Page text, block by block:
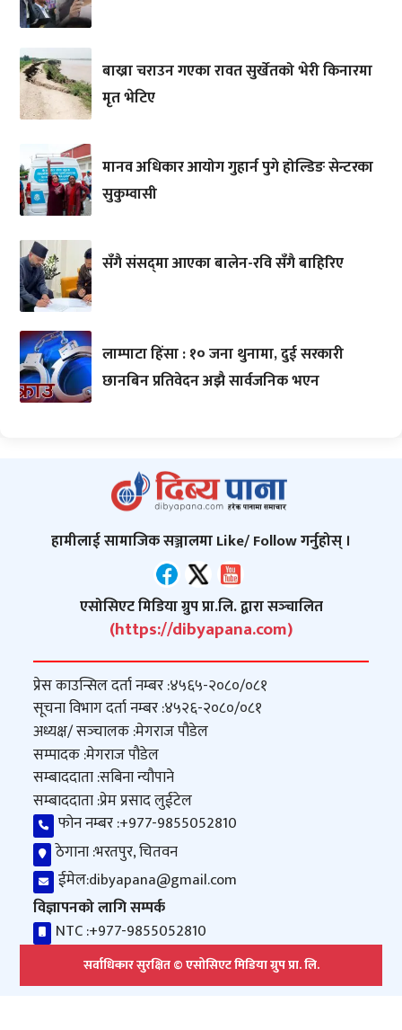
बाख्रा चराउन गएका रावत सुर्खेतको भेरी किनारमा
मृत भेटिए
मानव अधिकार आयोग गुहार्न पुगे होल्डिङ सेन्टरका
सुकुम्वासी
सँगै संसद्‌मा आएका बालेन-रवि सँगै बाहिरिए
लाम्पाटा हिंसा : १० जना थुनामा, दुई सरकारी
छानबिन प्रतिवेदन अझै सार्वजनिक भएन
हामीलाई सामाजिक सञ्जालमा Like/ Follow गर्नुहोस् ।
एसोसिएट मिडिया ग्रुप प्रा.लि. द्वारा सञ्‍चालित
(https://dibyapana.com)
प्रेस काउन्सिल दर्ता नम्बर :४५६५-२०८०/०८१
सूचना विभाग दर्ता नम्बर :४५२६-२०८०/०८१
अध्यक्ष/ सञ्‍चालक :मेगराज पौडेल
सम्पादक :मेगराज पौडेल
सम्बाददाता :सबिना न्यौपाने
सम्बाददाता :प्रेम प्रसाद लुईटेल
फोन नम्बर :+977-9855052810
ठेगाना :भरतपुर, चितवन
ईमेल:dibyapana@gmail.com
विज्ञापनको लागि सम्पर्क
NTC :+977-9855052810
सर्वाधिकार सुरक्षित © एसोसिएट मिडिया ग्रुप प्रा. लि.